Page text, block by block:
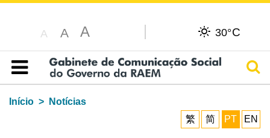
A A A 30°C
Índice
Início
Notícias
繁
简 PT EN